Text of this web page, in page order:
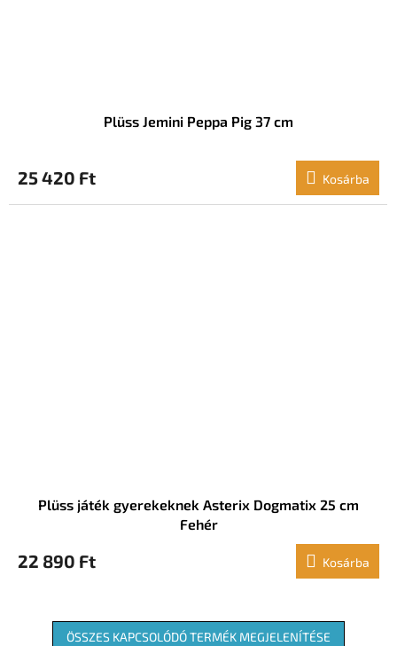
Plüss Jemini Peppa Pig 37 cm
25 420 Ft Kosárba
Plüss játék gyerekeknek Asterix Dogmatix 25 cm
Fehér
22 890 Ft Kosárba
ÖSSZES KAPCSOLÓDÓ TERMÉK MEGJELENÍTÉSE